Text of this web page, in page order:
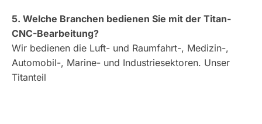
5. Welche Branchen bedienen Sie mit der Titan-
CNC-Bearbeitung?
Wir bedienen die Luft- und Raumfahrt-, Medizin-,
Automobil-, Marine- und Industriesektoren. Unser
Titanteil